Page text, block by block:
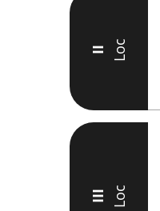
II Loc
III Loc